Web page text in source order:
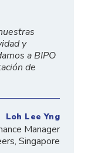
y
a BIPO
de
Loh Lee Yng
Manager
Singapore